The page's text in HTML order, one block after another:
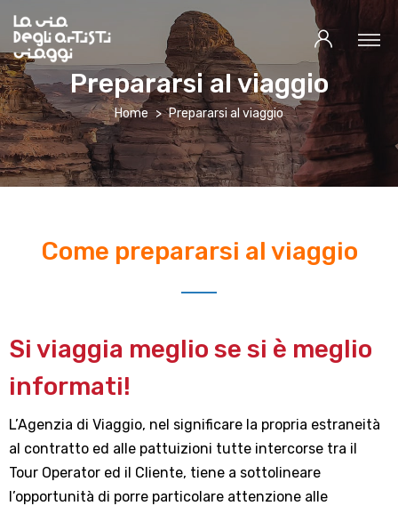
Prepararsi al viaggio
Home Prepararsi al viaggio
Come prepararsi al viaggio
Si viaggia meglio se si è meglio
informati!
L’Agenzia di Viaggio, nel significare la propria estraneità
al contratto ed alle pattuizioni tutte intercorse tra il
Tour Operator ed il Cliente, tiene a sottolineare
l’opportunità di porre particolare attenzione alle